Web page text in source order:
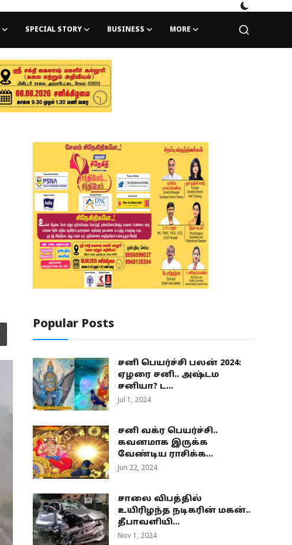
SPECIAL STORY BUSINESS MORE
Popular Posts
சனி பெயர்ச்சி பலன் 2024:
ஏழரை சனி.. அஷ்டம
சனியா? ட...
Jul 1, 2024
சனி வக்ர பெயர்ச்சி..
கவனமாக இருக்க
வேண்டிய ராசிக்க...
Jun 22, 2024
சாலை விபத்தில்
உயிரிழந்த நடிகரின் மகன்..
தீபாவளியி...
Nov 1, 2024